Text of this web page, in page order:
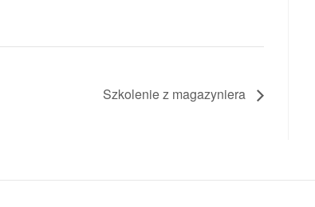
Szkolenie z magazyniera